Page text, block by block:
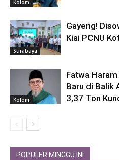
Kolom
Surabaya
Gayeng!
Kiai PCNU
Kolom
Fatwa
Baru di Balik
3,37 Ton
POPULER MINGGU INI